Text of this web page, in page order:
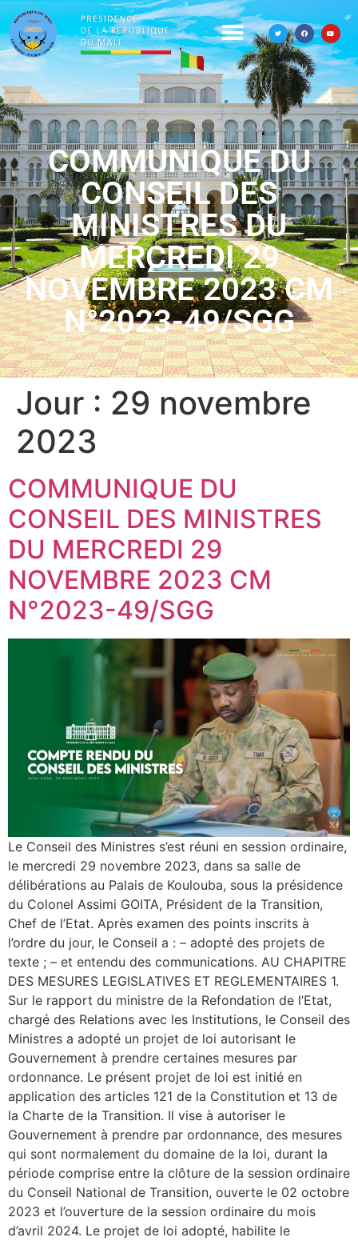
COMMUNIQUE DU
CONSEIL DES
MINISTRES DU
MERCREDI 29
NOVEMBRE 2023 CM
N°2023-49/SGG
Jour : 29 novembre
2023
COMMUNIQUE DU
CONSEIL DES MINISTRES
DU MERCREDI 29
NOVEMBRE 2023 CM
N°2023-49/SGG
Le Conseil des Ministres s’est réuni en session ordinaire,
le mercredi 29 novembre 2023, dans sa salle de
délibérations au Palais de Koulouba, sous la présidence
du Colonel Assimi GOITA, Président de la Transition,
Chef de l’Etat. Après examen des points inscrits à
l’ordre du jour, le Conseil a : – adopté des projets de
texte ; – et entendu des communications. AU CHAPITRE
DES MESURES LEGISLATIVES ET REGLEMENTAIRES 1.
Sur le rapport du ministre de la Refondation de l’Etat,
chargé des Relations avec les Institutions, le Conseil des
Ministres a adopté un projet de loi autorisant le
Gouvernement à prendre certaines mesures par
ordonnance. Le présent projet de loi est initié en
application des articles 121 de la Constitution et 13 de
la Charte de la Transition. Il vise à autoriser le
Gouvernement à prendre par ordonnance, des mesures
qui sont normalement du domaine de la loi, durant la
période comprise entre la clôture de la session ordinaire
du Conseil National de Transition, ouverte le 02 octobre
2023 et l’ouverture de la session ordinaire du mois
d’avril 2024. Le projet de loi adopté, habilite le